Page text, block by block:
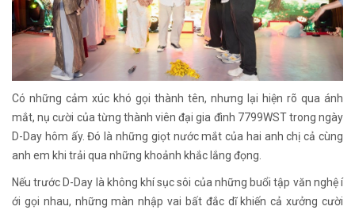
Có những cảm xúc khó gọi thành tên, nhưng lại hiện rõ qua ánh
mắt, nụ cười của từng thành viên đại gia đình 7799WST trong ngày
D-Day hôm ấy. Đó là những giọt nước mắt của hai anh chị cả cùng
anh em khi trải qua những khoảnh khắc lắng đọng.
Nếu trước D-Day là không khí sục sôi của những buổi tập văn nghệ í
ới gọi nhau, những màn nhập vai bất đắc dĩ khiến cả xưởng cười